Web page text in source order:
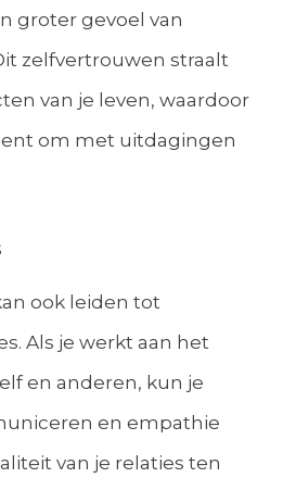
groter gevoel van
zelfvertrouwen straalt
van je leven, waardoor
om met uitdagingen
ook leiden tot
Als je werkt aan het
en anderen, kun je
en empathie
van je relaties ten